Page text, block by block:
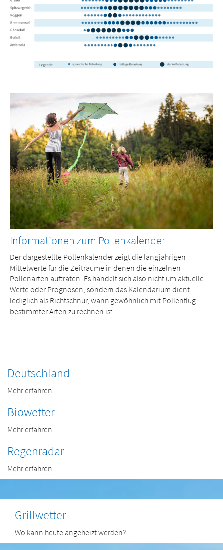
Informationen zum Pollenkalender
Der dargestellte Pollenkalender zeigt die langjährigen
Mittelwerte für die Zeiträume in denen die einzelnen
Pollenarten auftraten. Es handelt sich also nicht um aktuelle
Werte oder Prognosen, sondern das Kalendarium dient
lediglich als Richtschnur, wann gewöhnlich mit Pollenflug
bestimmter Arten zu rechnen ist.
Deutschland
Mehr erfahren
Biowetter
Mehr erfahren
Regenradar
Mehr erfahren
Grillwetter
Wo kann heute angeheizt werden?